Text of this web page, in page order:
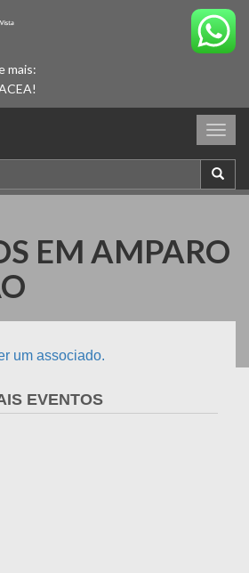
mais:
EM AMPARO
um associado.
EVENTOS